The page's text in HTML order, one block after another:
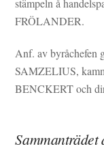
stämpeln å
FRÖLANDER.
Anf. av byråchefen
SAMZELIUS,
BENCKERT och
Sammanträdet